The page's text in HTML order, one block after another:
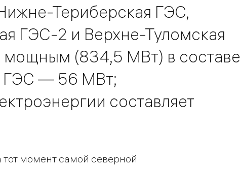
Териберская ГЭС,
ГЭС-2 и Верхне-Туломская
мощным (834,5 МВт) в составе
ГЭС — 56 МВт;
составляет
тот момент самой северной